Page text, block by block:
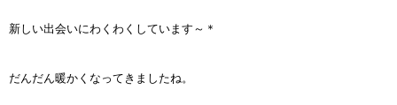
新しい出会いにわくわくしています～＊
だんだん暖かくなってきましたね。